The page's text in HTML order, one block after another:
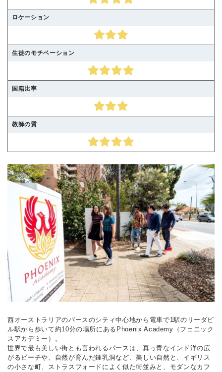
ロケーション
生徒のモチベーション
国籍比率
教師の質
西オーストラリアのパースのシティ中心地から電車で1駅のリーダビ
ル駅から歩いて約10分の場所にあるPhoenix Academy（フェニック
スアカデミー）。
世界で最も美しい街とも言われるパースは、真っ青なインド洋の広
がるビーチや、自然が育んだ鍾乳洞など、美しい自然と、イギリス
の小さな町、ストラスフォードによく似た街並みと、モダンなカフ